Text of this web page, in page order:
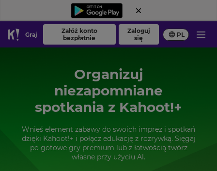
Graj
Załóż konto
bezpłatnie
Zaloguj
się
PL
Organizuj
niezapomniane
spotkania z Kahoot!+
Wnieś element zabawy do swoich imprez i spotkań
dzięki Kahoot!+ i połącz edukację z rozrywką. Sięgaj
po gotowe gry premium lub z łatwością twórz
własne przy użyciu Al.